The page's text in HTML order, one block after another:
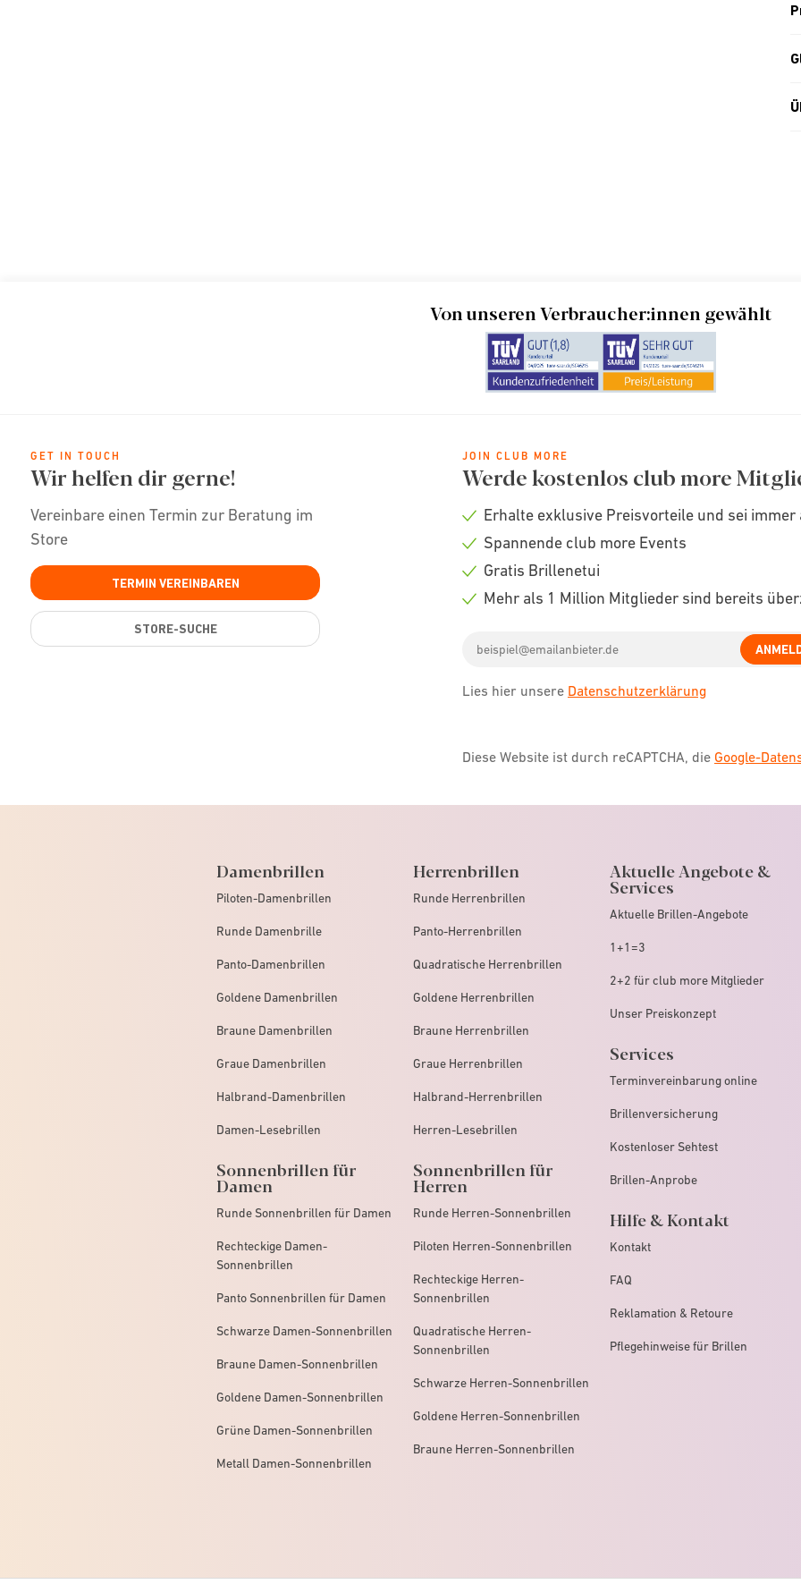
Von unseren Verbraucher:innen gewählt
GET IN TOUCH
Wir helfen dir gerne!
Vereinbare einen Termin zur Beratung im
Store
TERMIN VEREINBAREN
STORE-SUCHE
JOIN CLUB MORE
Werde kostenlos club more
Check
Erhalte exklusive Preisvorteile und sei
Check
Spannende club more Events
Check
Gratis Brillenetui
Mehr als 1 Million Mitglieder sind bereits
address
Lies hier unsere Datenschutzerklärung
Diese Website ist durch reCAPTCHA, die Google-
Damenbrillen
Piloten-Damenbrillen
Runde Damenbrille
Panto-Damenbrillen
Goldene Damenbrillen
Braune Damenbrillen
Graue Damenbrillen
Halbrand-Damenbrillen
Damen-Lesebrillen
Sonnenbrillen für
Damen
Runde Sonnenbrillen für Damen
Rechteckige Damen-
Sonnenbrillen
Panto Sonnenbrillen für Damen
Schwarze Damen-Sonnenbrillen
Braune Damen-Sonnenbrillen
Goldene Damen-Sonnenbrillen
Grüne Damen-Sonnenbrillen
Metall Damen-Sonnenbrillen
Herrenbrillen
Runde Herrenbrillen
Panto-Herrenbrillen
Quadratische Herrenbrillen
Goldene Herrenbrillen
Braune Herrenbrillen
Graue Herrenbrillen
Halbrand-Herrenbrillen
Herren-Lesebrillen
Sonnenbrillen für
Herren
Runde Herren-Sonnenbrillen
Piloten Herren-Sonnenbrillen
Rechteckige Herren-
Sonnenbrillen
Quadratische Herren-
Sonnenbrillen
Schwarze Herren-Sonnenbrillen
Goldene Herren-Sonnenbrillen
Braune Herren-Sonnenbrillen
Aktuelle Angebote &
Services
Aktuelle Brillen-Angebote
1+1=3
2+2 für club more Mitglieder
Unser Preiskonzept
Services
Terminvereinbarung online
Brillenversicherung
Kostenloser Sehtest
Brillen-Anprobe
Hilfe & Kontakt
Kontakt
FAQ
Reklamation & Retoure
Pflegehinweise für Brillen